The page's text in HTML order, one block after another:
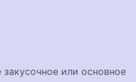
или основное